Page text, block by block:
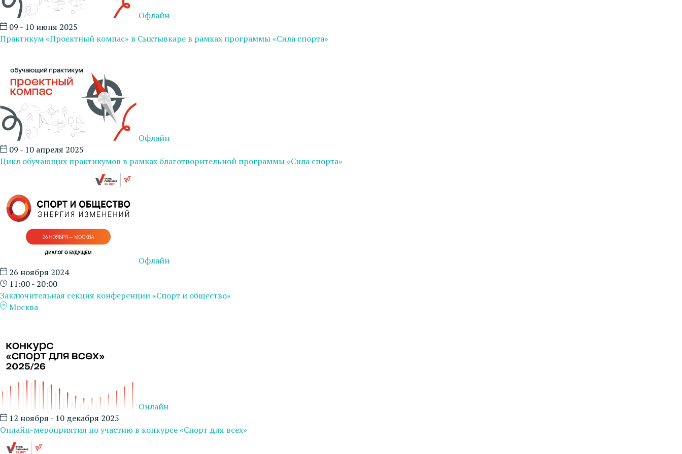
Офлайн
09 - 10 июня 2025
Практикум «Проектный компас» в Сыктывкаре в рамках программы «Сила спорта»
Офлайн
09 - 10 апреля 2025
Цикл обучающих практикумов в рамках благотворительной программы «Сила спорта»
Офлайн
26 ноября 2024
11:00 - 20:00
Заключительная секция конференции «Спорт и общество»
Москва
Онлайн
12 ноября - 10 декабря 2025
Онлайн-мероприятия по участию в конкурсе «Спорт для всех»